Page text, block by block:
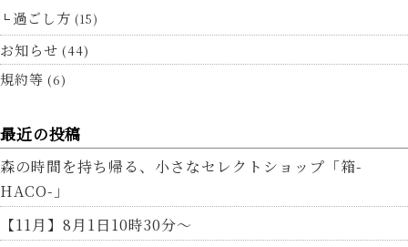
過ごし方 (15)
お知らせ (44)
規約等 (6)
最近の投稿
森の時間を持ち帰る、小さなセレクトショップ「箱-
HACO-」
【11月】8月1日10時30分～